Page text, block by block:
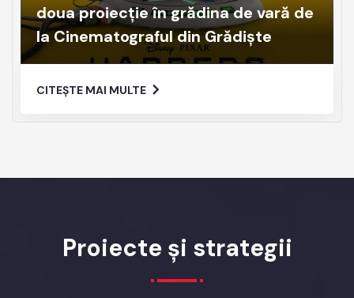
doua proiecție în grădina de vară de
la Cinematograful din Grădiște
CITEȘTE MAI MULTE
Proiecte și strategii